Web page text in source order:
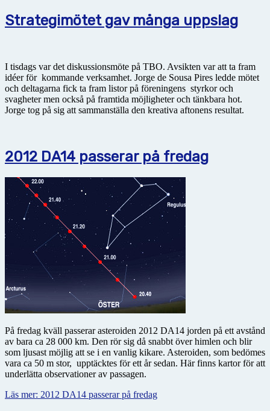
Strategimötet gav många uppslag
I tisdags var det diskussionsmöte på TBO. Avsikten var att ta fram
idéer för kommande verksamhet. Jorge de Sousa Pires ledde mötet
och deltagarna fick ta fram listor på föreningens styrkor och
svagheter men också på framtida möjligheter och tänkbara hot.
Jorge tog på sig att sammanställa den kreativa aftonens resultat.
2012 DA14 passerar på fredag
På fredag kväll passerar asteroiden 2012 DA14 jorden på ett avstånd
av bara ca 28 000 km. Den rör sig då snabbt över himlen och blir
som ljusast möjlig att se i en vanlig kikare. Asteroiden, som bedömes
vara ca 50 m stor, upptäcktes för ett år sedan. Här finns kartor för att
underlätta observationer av passagen.
Läs mer: 2012 DA14 passerar på fredag